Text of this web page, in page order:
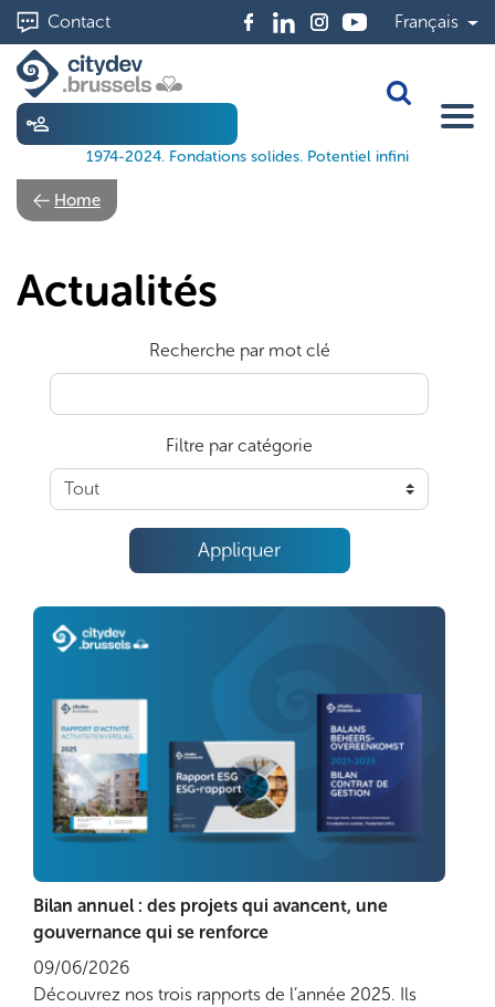
Aller
au
contenu
principal
Contact Français
1974-2024. Fondations solides. Potentiel infini
Toggle
Home
Actualités
Recherche par mot clé
Filtre par catégorie
Appliquer
Lire plus
Bilan annuel : des projets qui avancent, une
gouvernance qui se renforce
09/06/2026
Découvrez nos trois rapports de l’année 2025. Ils